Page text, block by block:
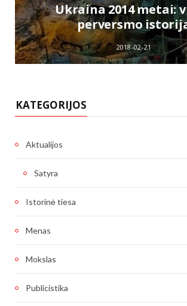
Ukraina 2014 metai:
perversmo
2018-02-21
KATEGORIJOS
Aktualijos
Satyra
Istorinė tiesa
Menas
Mokslas
Publicistika